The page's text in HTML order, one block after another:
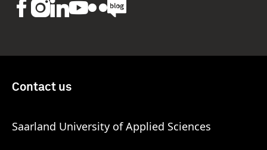
Contact us
Saarland University of Applied Sciences